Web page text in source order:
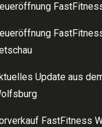
Update aus
FastFitness